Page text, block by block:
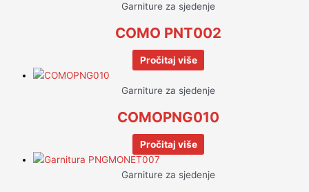
Garniture za sjedenje
COMO PNT002
Pročitaj više
Garniture za sjedenje
COMOPNG010
Pročitaj više
Garniture za sjedenje